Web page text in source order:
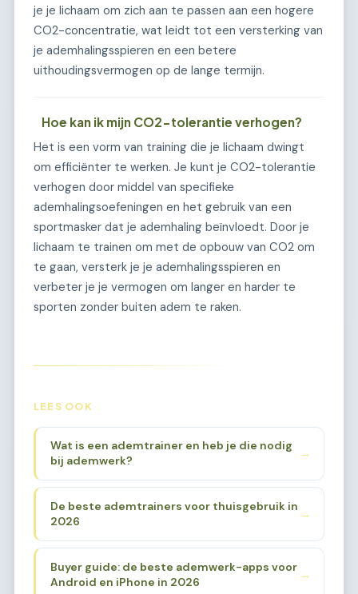
je je lichaam om zich aan te passen aan een hogere
CO2-concentratie, wat leidt tot een versterking van
je ademhalingsspieren en een betere
uithoudingsvermogen op de lange termijn.
Hoe kan ik mijn CO2-tolerantie verhogen?
Het is een vorm van training die je lichaam dwingt
om efficiënter te werken. Je kunt je CO2-tolerantie
verhogen door middel van specifieke
ademhalingsoefeningen en het gebruik van een
sportmasker dat je ademhaling beïnvloedt. Door je
lichaam te trainen om met de opbouw van CO2 om
te gaan, versterk je je ademhalingsspieren en
verbeter je je vermogen om langer en harder te
sporten zonder buiten adem te raken.
LEES OOK
Wat is een ademtrainer en heb je die nodig
bij ademwerk?
→
De beste ademtrainers voor thuisgebruik in
2026
→
Buyer guide: de beste ademwerk-apps voor
Android en iPhone in 2026
→